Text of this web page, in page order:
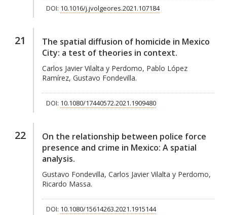
DOI: 10.1016/j.jvolgeores.2021.107184
21
The spatial diffusion of homicide in Mexico
City: a test of theories in context.
Carlos Javier Vilalta y Perdomo, Pablo López
Ramírez, Gustavo Fondevilla.
DOI: 10.1080/17440572.2021.1909480
22
On the relationship between police force
presence and crime in Mexico: A spatial
analysis.
Gustavo Fondevilla, Carlos Javier Vilalta y Perdomo,
Ricardo Massa.
DOI: 10.1080/15614263.2021.1915144